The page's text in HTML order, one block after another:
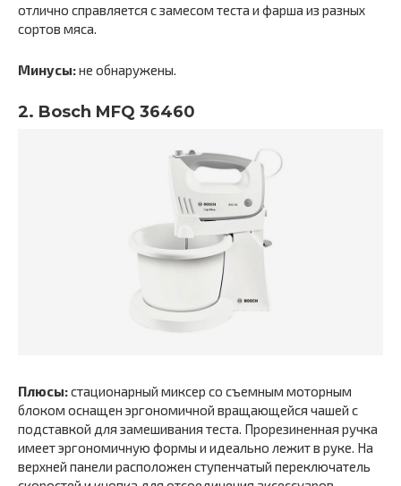
отлично справляется с замесом теста и фарша из разных
сортов мяса.
Минусы:не обнаружены.
2. Bosch MFQ 36460
Плюсы:стационарный миксер со съемным моторным
блоком оснащен эргономичной вращающейся чашей с
подставкой для замешивания теста. Прорезиненная ручка
имеет эргономичную формы и идеально лежит в руке. На
верхней панели расположен ступенчатый переключатель